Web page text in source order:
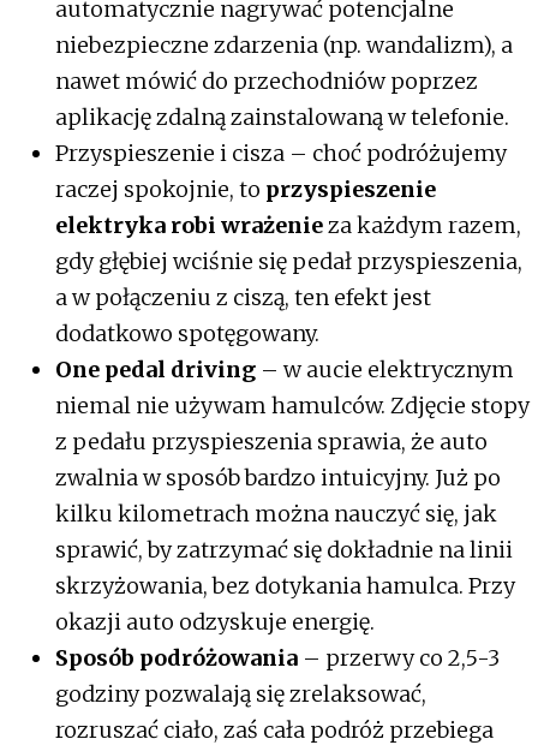
automatycznie nagrywać potencjalne
niebezpieczne zdarzenia (np. wandalizm), a
nawet mówić do przechodniów poprzez
aplikację zdalną zainstalowaną w telefonie.
Przyspieszenie i cisza – choć podróżujemy
raczej spokojnie, to przyspieszenie
elektryka robi wrażenieza każdym razem,
gdy głębiej wciśnie się pedał przyspieszenia,
a w połączeniu z ciszą, ten efekt jest
dodatkowo spotęgowany.
One pedal driving – w aucie elektrycznym
niemal nie używam hamulców. Zdjęcie stopy
z pedału przyspieszenia sprawia, że auto
zwalnia w sposób bardzo intuicyjny. Już po
kilku kilometrach można nauczyć się, jak
sprawić, by zatrzymać się dokładnie na linii
skrzyżowania, bez dotykania hamulca. Przy
okazji auto odzyskuje energię.
Sposób podróżowania – przerwy co 2,5-3
godziny pozwalają się zrelaksować,
rozruszać ciało, zaś cała podróż przebiega